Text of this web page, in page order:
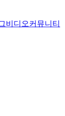
비디오커뮤니티